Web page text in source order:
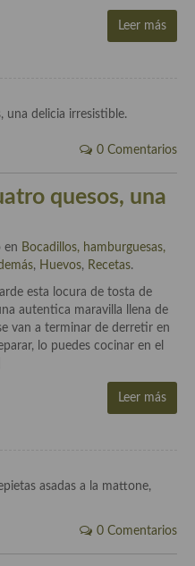
Leer más
0 Comentarios
quesos, una
en Bocadillos, hamburguesas,
, Huevos, Recetas.
esta locura de tosta de
autentica maravilla llena de
van a terminar de derretir en
lo puedes cocinar en el
Leer más
0 Comentarios